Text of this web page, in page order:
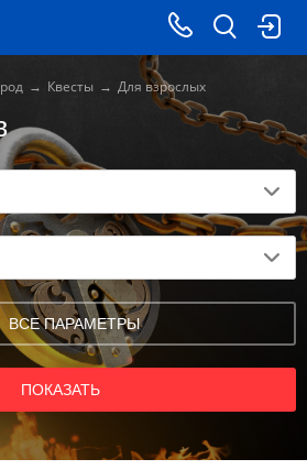
Квесты Для взрослых
ВСЕ ПАРАМЕТРЫ
ПОКАЗАТЬ